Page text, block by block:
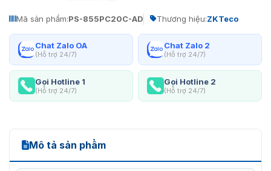
Mã sản phẩm:PS-855PC20C-AD Thương hiệu:ZKTeco
Chat Zalo OA
(Hỗ trợ 24/7)
Chat Zalo 2
(Hỗ trợ 24/7)
Gọi Hotline 1
(Hỗ trợ 24/7)
Gọi Hotline 2
(Hỗ trợ 24/7)
Mô tả sản phẩm